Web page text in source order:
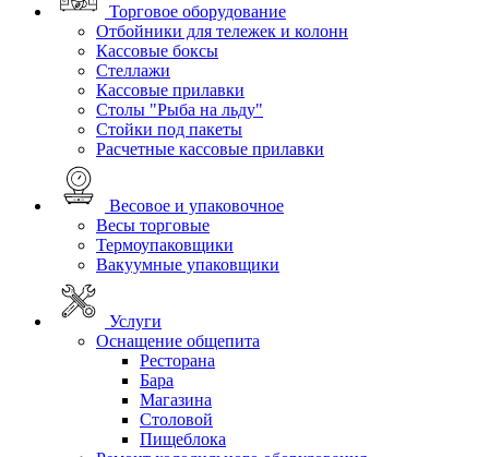
Торговое оборудование
Отбойники для тележек и колонн
Кассовые боксы
Стеллажи
Кассовые прилавки
Столы "Рыба на льду"
Стойки под пакеты
Расчетные кассовые прилавки
Весовое и упаковочное
Весы торговые
Термоупаковщики
Вакуумные упаковщики
Услуги
Оснащение общепита
Ресторана
Бара
Магазина
Столовой
Пищеблока